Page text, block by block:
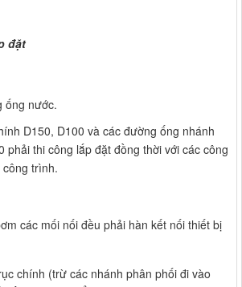
đặt
ống nước.
D100 và các đường ống nhánh
phải thi công lắp đặt đồng thời với các công
trình.
mối nối đều phải hàn kết nối thiết bị
(trừ các nhánh phân phối đi vào